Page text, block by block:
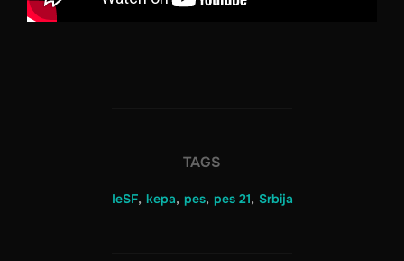
TAGS
IeSF, kepa, pes, pes 21, Srbija